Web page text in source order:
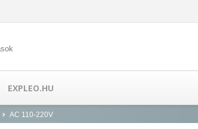
EXPLEO.HU
AC 110-220V